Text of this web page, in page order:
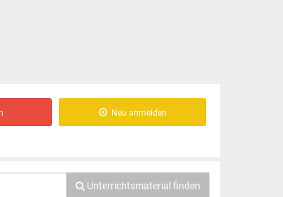
Neu anmelden
Unterrichtsmaterial finden